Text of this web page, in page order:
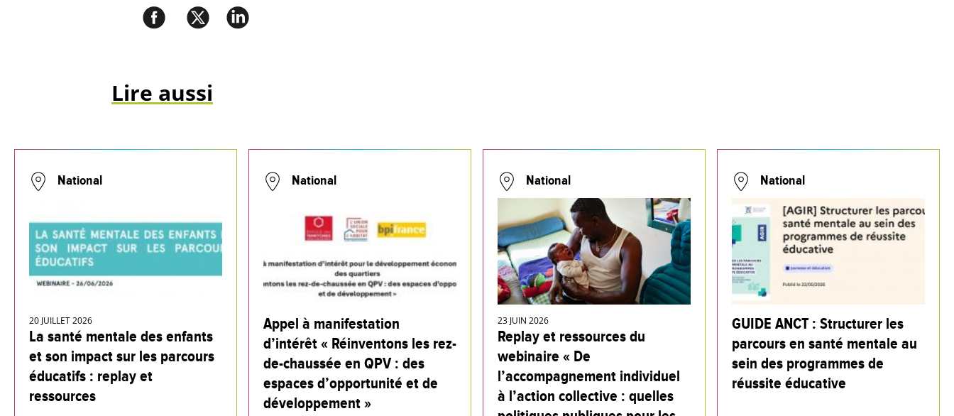
Lire aussi
National
20 JUILLET 2026
La santé mentale des enfants
et son impact sur les parcours
éducatifs : replay et
ressources
National
Appel à manifestation
d’intérêt « Réinventons les rez-
de-chaussée en QPV : des
espaces d’opportunité et de
développement »
National
23 JUIN 2026
Replay et ressources du
webinaire « De
l’accompagnement individuel
à l’action collective : quelles
National
GUIDE ANCT : Structurer les
parcours en santé mentale au
sein des programmes de
réussite éducative